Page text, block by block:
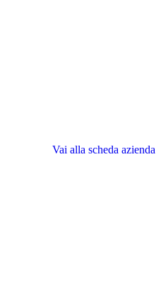
Vai alla scheda azienda